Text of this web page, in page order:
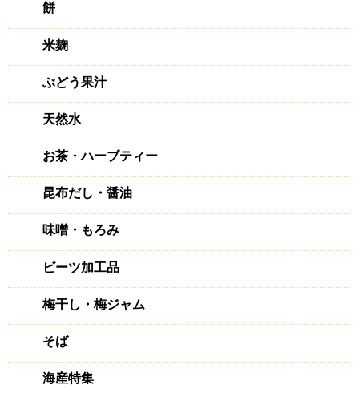
餅
米麹
ぶどう果汁
天然水
お茶・ハーブティー
昆布だし・醤油
味噌・もろみ
ビーツ加工品
梅干し・梅ジャム
そば
海産特集